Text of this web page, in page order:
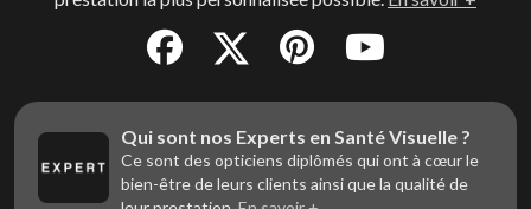
Qui sont nos Experts en Santé Visuelle ?
Ce sont des opticiens diplômés qui ont à cœur le
bien-être de leurs clients ainsi que la qualité de